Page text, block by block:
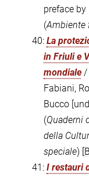
preface by
(Ambiente
40: La
in Friuli e
mondiale /
Fabiani,
Bucco
(Quaderni
della
speciale)
41: I restauri